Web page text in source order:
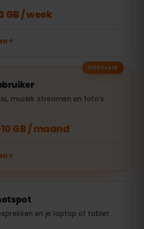
GB / week
POPULAIR
muziek streamen en foto's
GB / maand
en je laptop of tablet